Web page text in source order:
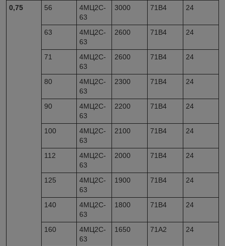
0,75 56
4МЦ2С-
63
3000 71В4 24
63
4МЦ2С-
63
2600 71В4 24
71
4МЦ2С-
63
2600 71В4 24
80
4МЦ2С-
63
2300 71В4 24
90
4МЦ2С-
63
2200 71В4 24
100
4МЦ2С-
63
2100 71В4 24
112
4МЦ2С-
63
2000 71В4 24
125
4МЦ2С-
63
1900 71В4 24
140
4МЦ2С-
63
1800 71В4 24
160
4МЦ2С-
63
1650 71А2 24